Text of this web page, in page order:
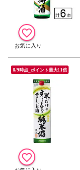
8/9時点_ポイント最大11倍